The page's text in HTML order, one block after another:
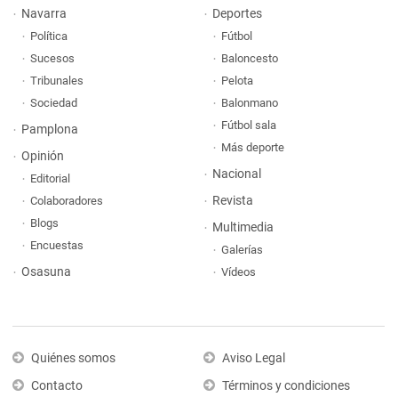
Navarra
Política
Sucesos
Tribunales
Sociedad
Pamplona
Opinión
Editorial
Colaboradores
Blogs
Encuestas
Osasuna
Deportes
Fútbol
Baloncesto
Pelota
Balonmano
Fútbol sala
Más deporte
Nacional
Revista
Multimedia
Galerías
Vídeos
Quiénes somos
Contacto
Aviso Legal
Términos y condiciones